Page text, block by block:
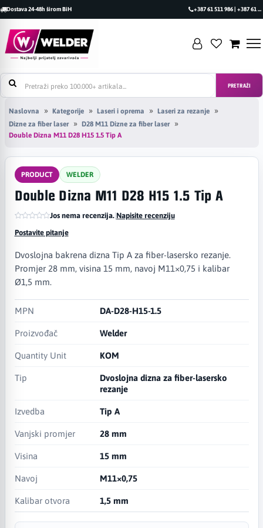
Dostava 24-48h širom BiH +387 61 511 986 | +387 61 493 470
PRETRAŽI
Naslovna Kategorije Laseri i oprema
Laseri za rezanje
Dizne za fiber laser
D28 M11 Dizne za fiber laser
Double Dizna M11 D28 H15 1.5 Tip A
PRODUCT WELDER
Double Dizna M11 D28 H15 1.5 Tip A
Jos nema recenzija.|Napisite recenziju
Postavite pitanje
Dvoslojna bakrena dizna Tip A za fiber-lasersko rezanje.
Promjer 28 mm, visina 15 mm, navoj M11×0,75 i kalibar
Ø1,5 mm.
MPN DA-D28-H15-1.5
Proizvođač Welder
Quantity Unit KOM
Tip
Dvoslojna dizna za fiber-lasersko
rezanje
Izvedba Tip A
Vanjski promjer 28 mm
Visina 15 mm
Navoj M11×0,75
Kalibar otvora 1,5 mm